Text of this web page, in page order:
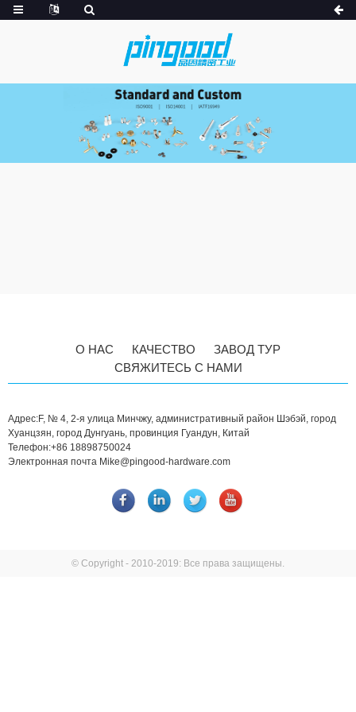
О НАС КАЧЕСТВО
ЗАВОД ТУР
СВЯЖИТЕСЬ С НАМИ
Адрес:F, № 4, 2-я улица Минчжу, административный район Шэбэй, город
Хуанцзян, город Дунгуань, провинция Гуандун, Китай
Телефон:+86 18898750024
Электронная почта Mike@pingood-hardware.com
© Copyright - 2010-2019: Все права защищены.